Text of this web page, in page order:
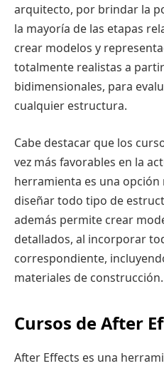
arquitecto, por brindar la
la mayoría de las etapas
crear modelos y
totalmente realistas a
bidimensionales, para
cualquier estructura.
Cabe destacar que los
vez más favorables en la
herramienta es una
diseñar todo tipo de
además permite crear
detallados, al incorporar
correspondiente,
materiales de construcción.
Cursos de After
After Effects es una